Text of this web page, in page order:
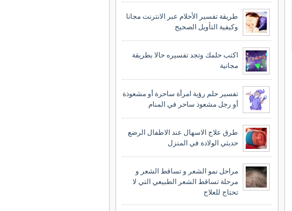
طريقة تفسير الأحلام عبر الانترنت مجانا
وكيفية التأويل الصحيح
اكتب حلمك وتجد تفسيره حالا بطريقة
مجانية
تفسير حلم رؤية امرأة ساحرة أو مشعوذة
أو رجل مشعوذ ساحر في المنام
طرق علاج الاسهال عند الاطفال الرضع
حديثي الولادة في المنزل
مراحل نمو الشعر و تساقط الشعر و
مرحلة تساقط الشعر الطبيعي التي لا
تحتاج للعلاج